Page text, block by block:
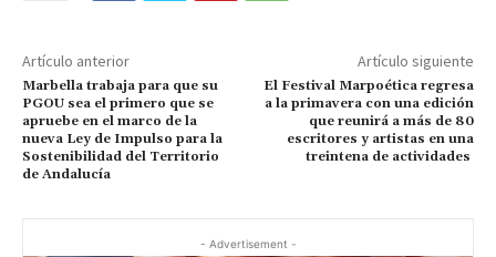
Artículo anterior
Marbella trabaja para que su
PGOU sea el primero que se
apruebe en el marco de la
nueva Ley de Impulso para la
Sostenibilidad del Territorio
de Andalucía
Artículo siguiente
El Festival Marpoética regresa
a la primavera con una edición
que reunirá a más de 80
escritores y artistas en una
treintena de actividades
- Advertisement -